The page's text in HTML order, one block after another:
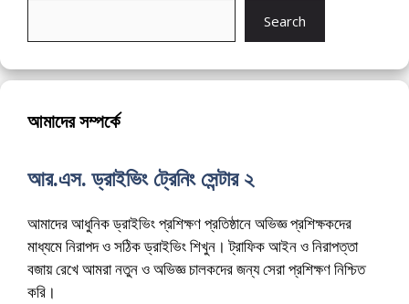
Search
আমাদের সম্পর্কে
আর.এস. ড্রাইভিং ট্রেনিং সেন্টার ২
আমাদের আধুনিক ড্রাইভিং প্রশিক্ষণ প্রতিষ্ঠানে অভিজ্ঞ প্রশিক্ষকদের
মাধ্যমে নিরাপদ ও সঠিক ড্রাইভিং শিখুন। ট্রাফিক আইন ও নিরাপত্তা
বজায় রেখে আমরা নতুন ও অভিজ্ঞ চালকদের জন্য সেরা প্রশিক্ষণ নিশ্চিত
করি।